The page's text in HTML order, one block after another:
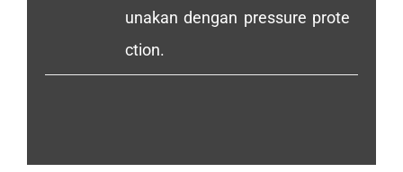
unakan dengan pressure prote
ction.